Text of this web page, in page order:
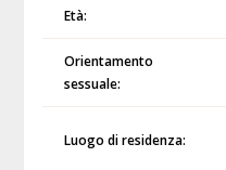
Età:
Orientamento
sessuale:
Luogo di residenza: